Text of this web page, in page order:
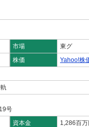
市場
東グ
株価
Yahoo!株
号
資本金
1,286百